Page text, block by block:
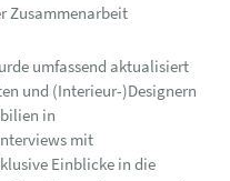
Zusammenarbeit
umfassend aktualisiert
und (Interieur-)Designern
in
mit
Einblicke in die